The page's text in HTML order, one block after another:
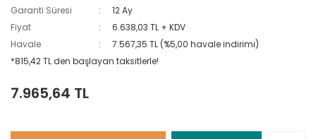
Garanti Süresi
12 Ay
Fiyat
6.638,03 TL + KDV
Havale
7.567,35 TL (%5,00 havale indirimi)
*815,42 TL den başlayan taksitlerle!
7.965,64 TL